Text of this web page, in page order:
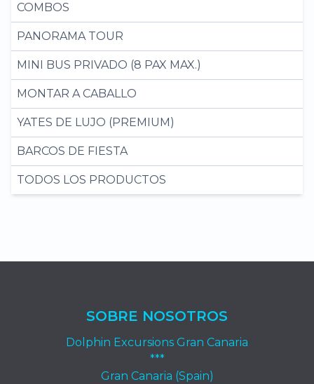
COMBOS
PANORAMA TOUR
MINI BUS PRIVADO (8 PAX MAX.)
MONTAR A CABALLO
YATES DE LUJO (PREMIUM)
BARCOS DE FIESTA
TODOS LOS PRODUCTOS
SOBRE NOSOTROS
Dolphin Excursions Gran Canaria
***
Gran Canaria (Spain)